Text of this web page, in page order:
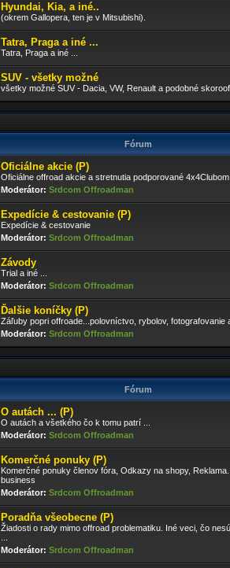
Hyundai, Kia, a iné..
(okrem Gallopera, ten je v Mitsubishi).
Tatra, Praga a iné ...
Tatra, Praga a iné ...
SUV - všetky možné
všetky možné SUV - Dacia, VW, Renault a podobné
Fórum
Oficiálne akcie (P)
Oficiálne offroad akcie a stretnutia podporované
Moderátor: Srdcom Offroadman
Expedície & cestovanie (P)
Expedície & cestovanie
Moderátor: Srdcom Offroadman
Závody
Trial a iné ...
Moderátor: Srdcom Offroadman
Ďalšie koníčky (P)
Záľuby popri offroade...polovníctvo, rybolov, fotografovanie
Moderátor: Srdcom Offroadman
Fórum
O autách ... (P)
O autách a všetkého čo k tomu patrí ...
Moderátor: Srdcom Offroadman
Komerčné ponuky (P)
Komerčné ponuky členov fóra, Odkazy na shopy,
business
Moderátor: Srdcom Offroadman
Poradňa všeobecne (P)
Žiadosti o rady mimo offroad problematiku. Iné veci, čo
Moderátor: Srdcom Offroadman